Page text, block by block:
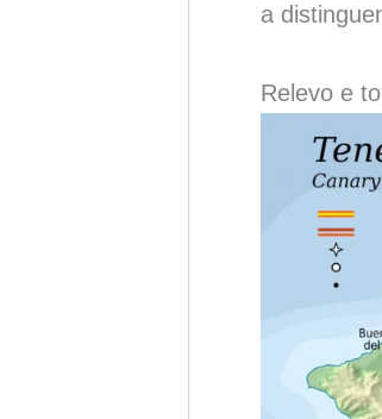
a
Relevo e